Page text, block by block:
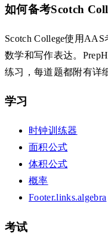
如何备考Scotch
Scotch College使用
数学和写作表达。
练习，每道题都附有详
学习
时钟训练器
面积公式
体积公式
概率
Footer.links.algebra
考试